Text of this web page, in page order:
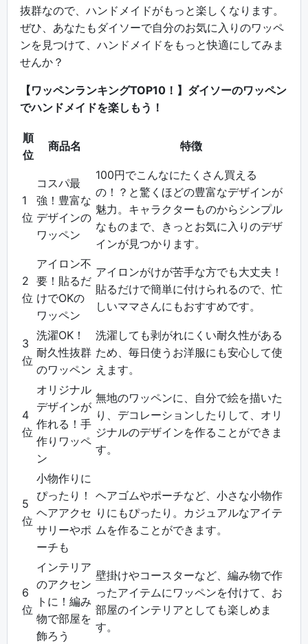
抜群なので、ハンドメイドがもっと楽しくなります。
ぜひ、あなたもダイソーで自分のお気に入りのワッペ
ンを見つけて、ハンドメイドをもっと快適にしてみま
せんか？
【ワッペンランキングTOP10！】ダイソーのワッペン
でハンドメイドを楽しもう！
順
位
商品名 特徴
1
位
コスパ最
強！豊富な
デザインの
ワッペン
100円でこんなにたくさん買える
の！？と驚くほどの豊富なデザインが
魅力。キャラクターものからシンプル
なものまで、きっとお気に入りのデザ
インが見つかります。
2
位
アイロン不
要！貼るだ
けでOKの
ワッペン
アイロンがけが苦手な方でも大丈夫！
貼るだけで簡単に付けられるので、忙
しいママさんにもおすすめです。
3
位
洗濯OK！
耐久性抜群
のワッペン
洗濯しても剥がれにくい耐久性がある
ため、毎日使うお洋服にも安心して使
えます。
4
位
オリジナル
デザインが
作れる！手
作りワッペ
ン
無地のワッペンに、自分で絵を描いた
り、デコレーションしたりして、オリ
ジナルのデザインを作ることができま
す。
5
位
小物作りに
ぴったり！
ヘアアクセ
サリーやポ
ーチも
ヘアゴムやポーチなど、小さな小物作
りにもぴったり。カジュアルなアイテ
ムを作ることができます。
6
位
インテリア
のアクセン
トに！編み
物で部屋を
飾ろう
壁掛けやコースターなど、編み物で作
ったアイテムにワッペンを付けて、お
部屋のインテリアとしても楽しめま
す。